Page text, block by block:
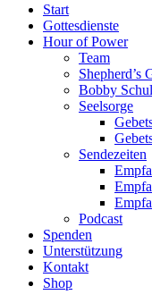
Start
Gottesdienste
Hour of Power
Team
Shepherd’s
Bobby
Seelsorge
Sendezeiten
Podcast
Spenden
Unterstützung
Kontakt
Shop